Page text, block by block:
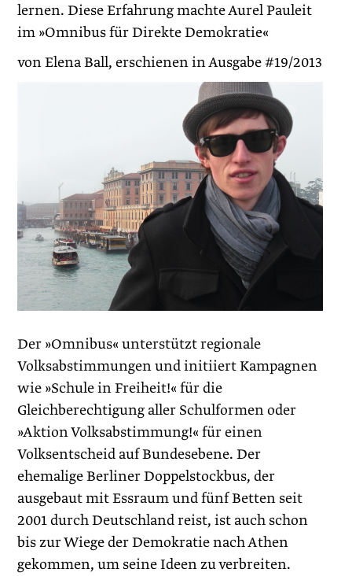
lernen. Diese Erfahrung machte Aurel Pauleit
im »­Omnibus für Direkte Demokratie«
von Elena Ball, erschienen in Ausgabe #19/2013
Der »Omnibus« unterstützt regionale
Volksabstimmungen und initiiert Kampagnen
wie »Schule in Freiheit!« für die
Gleichberechtigung aller Schulformen oder
»Aktion Volksabstimmung!« für einen
Volksentscheid auf Bundesebene. Der
ehemalige Berliner Doppelstockbus, der
ausgebaut mit Essraum und fünf Betten seit
2001 durch Deutschland reist, ist auch schon
bis zur Wiege der Demokratie nach Athen
gekommen, um seine Ideen zu verbreiten.